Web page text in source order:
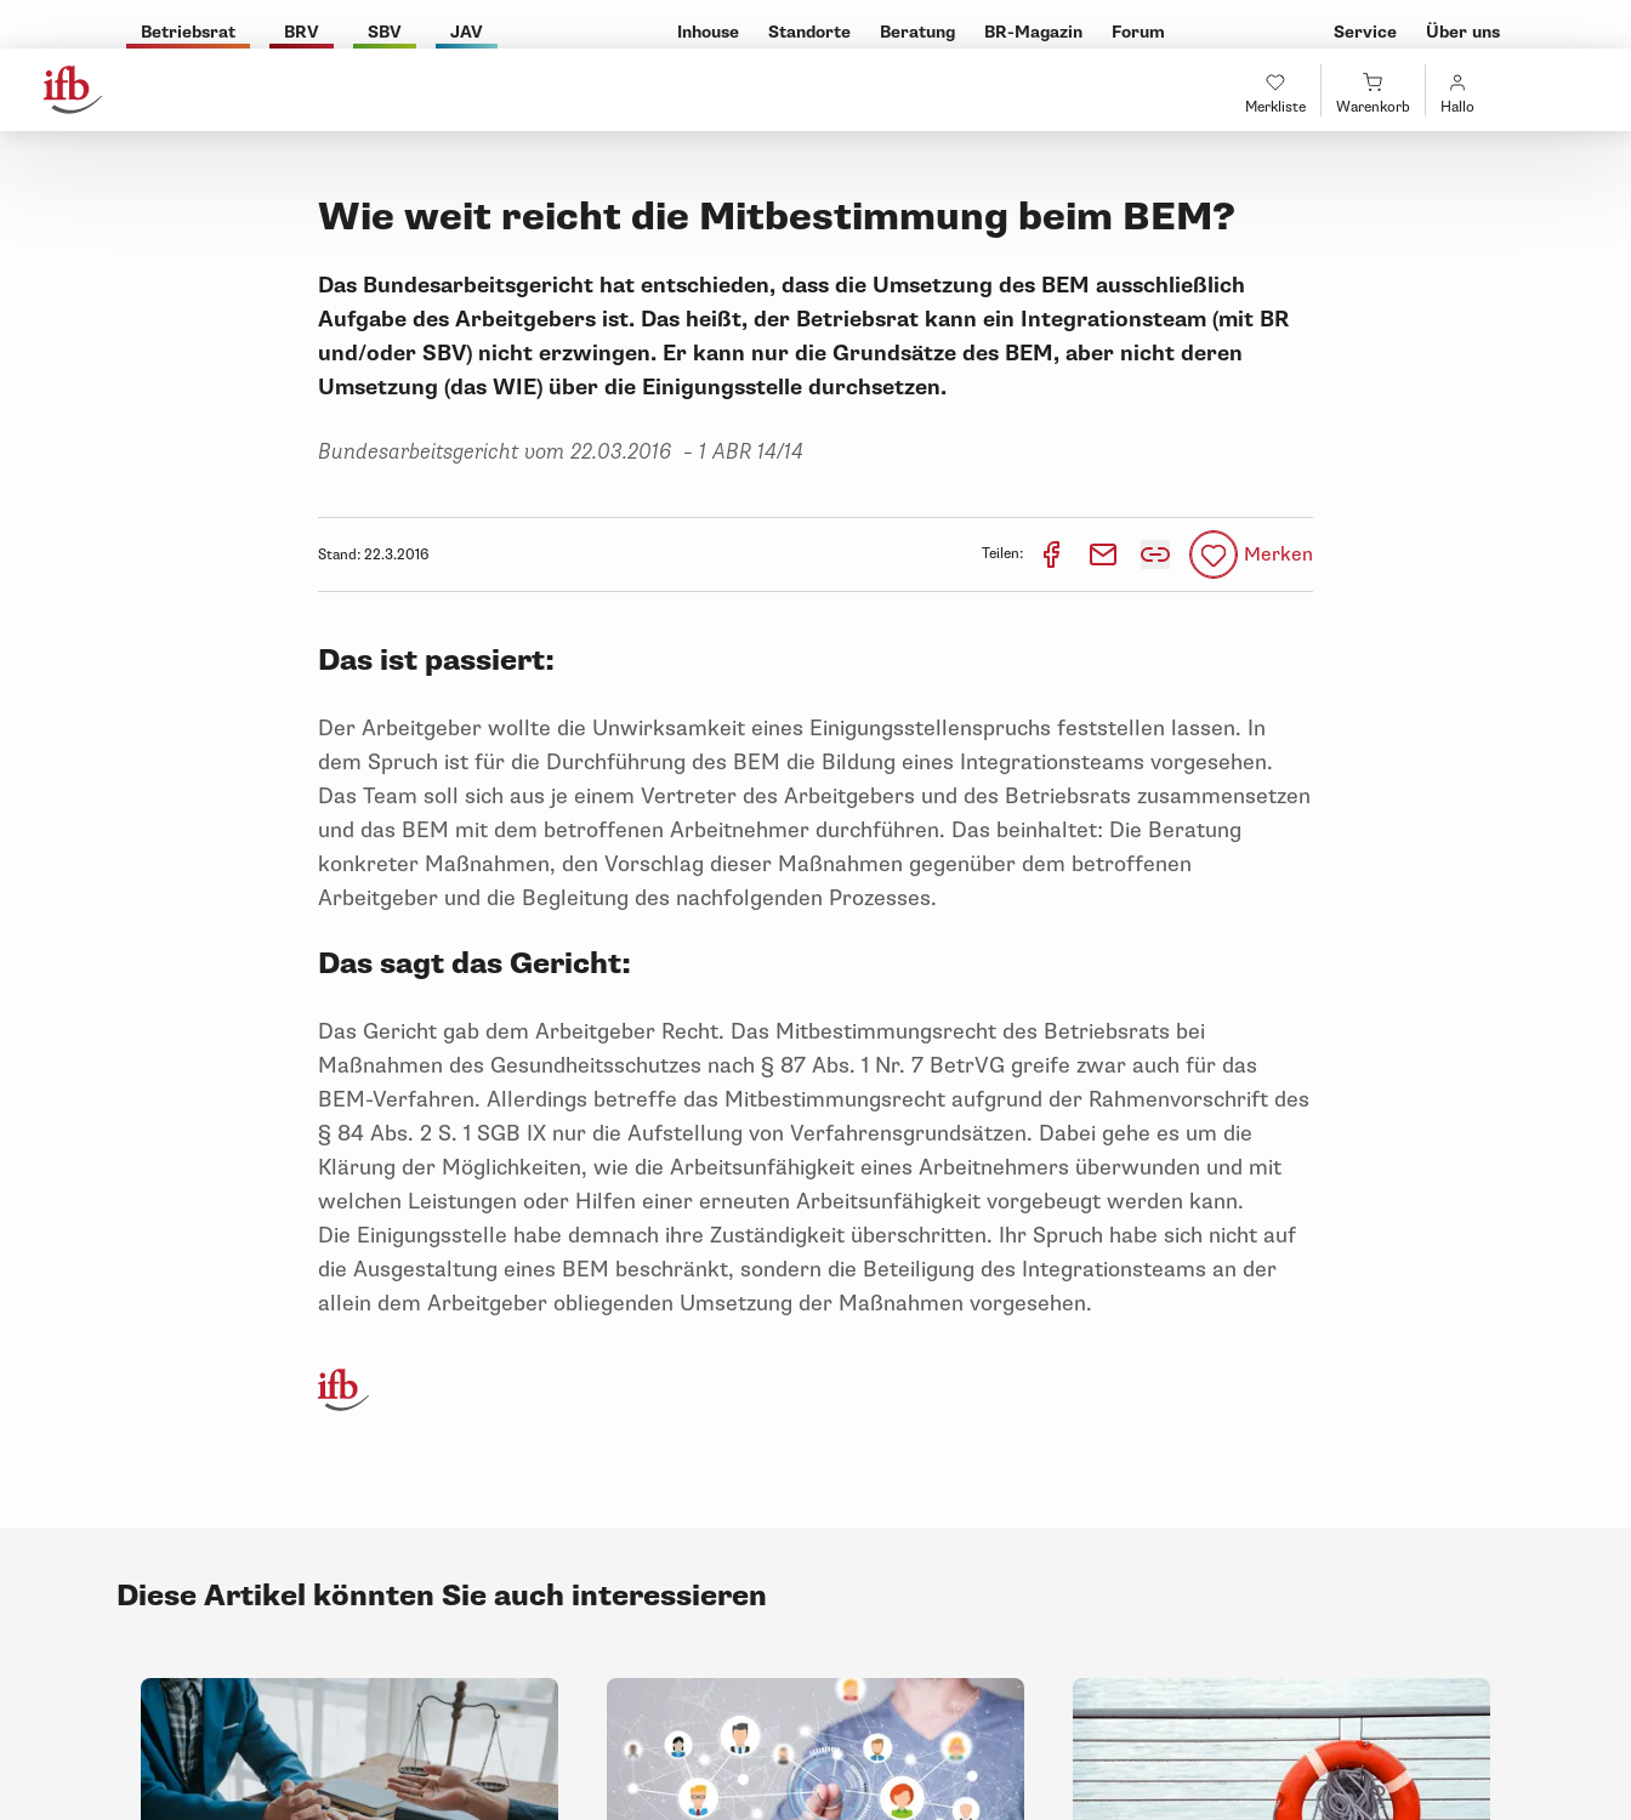
Merkliste Warenkorb Hallo
Betriebsrat BRV SBV JAV Inhouse Standorte Beratung BR-Magazin Forum Service Über uns
Wie weit reicht die Mitbestimmung beim BEM?
Das Bundesarbeitsgericht hat entschieden, dass die Umsetzung des BEM ausschließlich
Aufgabe des Arbeitgebers ist. Das heißt, der Betriebsrat kann ein Integrationsteam (mit BR
und/oder SBV) nicht erzwingen. Er kann nur die Grundsätze des BEM, aber nicht deren
Umsetzung (das WIE) über die Einigungsstelle durchsetzen.
Bundesarbeitsgericht vom 22.03.2016 – 1 ABR 14/14
Stand: 22.3.2016 Teilen: Merken
Das ist passiert:
Der Arbeitgeber wollte die Unwirksamkeit eines Einigungsstellenspruchs feststellen lassen. In
dem Spruch ist für die Durchführung des BEM die Bildung eines Integrationsteams vorgesehen.
Das Team soll sich aus je einem Vertreter des Arbeitgebers und des Betriebsrats zusammensetzen
und das BEM mit dem betroffenen Arbeitnehmer durchführen. Das beinhaltet: Die Beratung
konkreter Maßnahmen, den Vorschlag dieser Maßnahmen gegenüber dem betroffenen
Arbeitgeber und die Begleitung des nachfolgenden Prozesses.
Das sagt das Gericht:
Das Gericht gab dem Arbeitgeber Recht. Das Mitbestimmungsrecht des Betriebsrats bei
Maßnahmen des Gesundheitsschutzes nach § 87 Abs. 1 Nr. 7 BetrVG greife zwar auch für das
BEM-Verfahren. Allerdings betreffe das Mitbestimmungsrecht aufgrund der Rahmenvorschrift des
§ 84 Abs. 2 S. 1 SGB IX nur die Aufstellung von Verfahrensgrundsätzen. Dabei gehe es um die
Klärung der Möglichkeiten, wie die Arbeitsunfähigkeit eines Arbeitnehmers überwunden und mit
welchen Leistungen oder Hilfen einer erneuten Arbeitsunfähigkeit vorgebeugt werden kann.
Die Einigungsstelle habe demnach ihre Zuständigkeit überschritten. Ihr Spruch habe sich nicht auf
die Ausgestaltung eines BEM beschränkt, sondern die Beteiligung des Integrationsteams an der
allein dem Arbeitgeber obliegenden Umsetzung der Maßnahmen vorgesehen.
Diese Artikel könnten Sie auch interessieren